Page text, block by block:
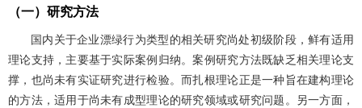
（一）研究方法
国内关于企业漂绿行为类型的相关研究尚处初级阶段，鲜有适用
理论支持，主要基于实际案例归纳。案例研究方法既缺乏相关理论支
撑，也尚未有实证研究进行检验。而扎根理论正是一种旨在建构理论
的方法，适用于尚未有成型理论的研究领域或研究问题。另一方面，